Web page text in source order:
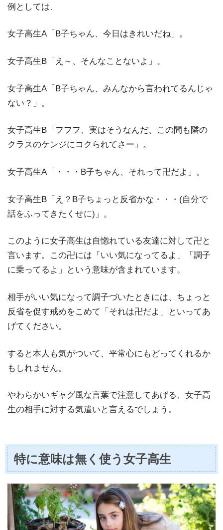
例としては、
女子高生A「B子ちゃん、今日はきれいだね」。
女子高生B「え～、そんなことないよ」。
女子高生A「B子ちゃん、みんなから言われてるんじゃ
ない？」。
女子高生B「フフフ、実はそうなんだ、この間も隣の
クラスのケンジにコクられてさー」。
女子高生A「・・・B子ちゃん、それって卍だよ」。
女子高生B「え？B子ちょっと反省かな・・・(自分で
話をふってきたくせに)」。
このように女子高生は自惚れている友達に対して卍と
言います。この卍には「いい気になってるよ」「調子
に乗ってるよ」という意味が含まれています。
相手がいい気になって調子づいたときには、ちょっと
反省を促す戒めをこめて「それは卍だよ」といってあ
げてください。
すると本人も気がついて、平常心にもどってくれるか
もしれません。
やわらかいギャグ風な言葉で注意してあげる、女子高
生の相手に対する気遣いと言えるでしょう。
特に意味は無く使う女子高生